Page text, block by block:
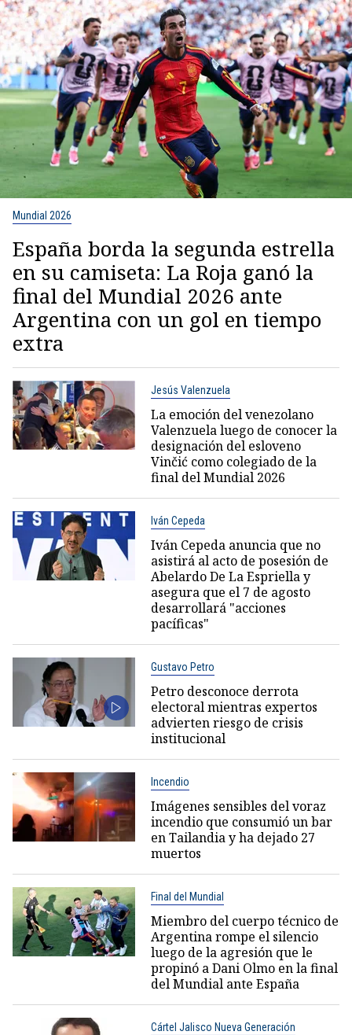
Mundial 2026
España borda la segunda estrella
en su camiseta: La Roja ganó la
final del Mundial 2026 ante
Argentina con un gol en tiempo
extra
Jesús Valenzuela
La emoción del venezolano
Valenzuela luego de conocer la
designación del esloveno
Vinčić como colegiado de la
final del Mundial 2026
Iván Cepeda
Iván Cepeda anuncia que no
asistirá al acto de posesión de
Abelardo De La Espriella y
asegura que el 7 de agosto
desarrollará "acciones
pacíficas"
Gustavo Petro
Petro desconoce derrota
electoral mientras expertos
advierten riesgo de crisis
institucional
Incendio
Imágenes sensibles del voraz
incendio que consumió un bar
en Tailandia y ha dejado 27
muertos
Final del Mundial
Miembro del cuerpo técnico de
Argentina rompe el silencio
luego de la agresión que le
propinó a Dani Olmo en la final
del Mundial ante España
Cártel Jalisco Nueva Generación